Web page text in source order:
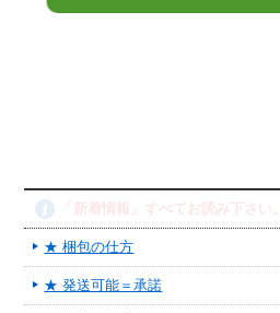
「新着情報」すべてお読み下さい。
★ 梱包の仕方
★ 発送可能＝承諾